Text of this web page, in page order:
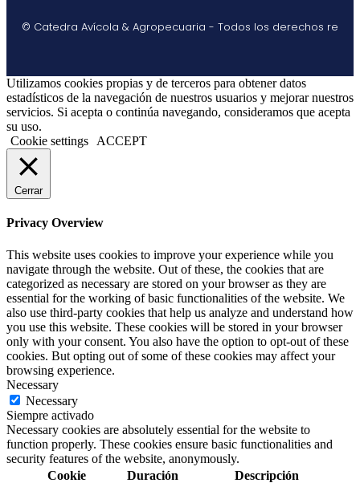
© Catedra Avícola & Agropecuaria - Todos los derechos re
Utilizamos cookies propias y de terceros para obtener datos
estadísticos de la navegación de nuestros usuarios y mejorar nuestros
servicios. Si acepta o continúa navegando, consideramos que acepta
su uso.
Cookie settings
ACCEPT
Cerrar
Privacy Overview
This website uses cookies to improve your experience while you
navigate through the website. Out of these, the cookies that are
categorized as necessary are stored on your browser as they are
essential for the working of basic functionalities of the website. We
also use third-party cookies that help us analyze and understand how
you use this website. These cookies will be stored in your browser
only with your consent. You also have the option to opt-out of these
cookies. But opting out of some of these cookies may affect your
browsing experience.
Necessary
Necessary
Siempre activado
Necessary cookies are absolutely essential for the website to
function properly. These cookies ensure basic functionalities and
security features of the website, anonymously.
Cookie
Duración Descripción